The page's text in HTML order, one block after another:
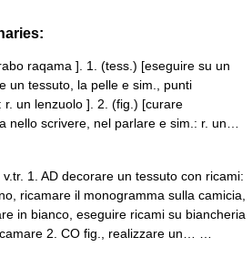
raqama ]. 1. (tess.) [eseguire su un
un tessuto, la pelle e sim., punti
r. un lenzuolo ]. 2. (fig.) [curare
nello scrivere, nel parlare e sim.: r. un…
v.tr. 1. AD decorare un tessuto con ricami:
ricamare il monogramma sulla camicia,
in bianco, eseguire ricami su biancheria
2. CO fig., realizzare un… …